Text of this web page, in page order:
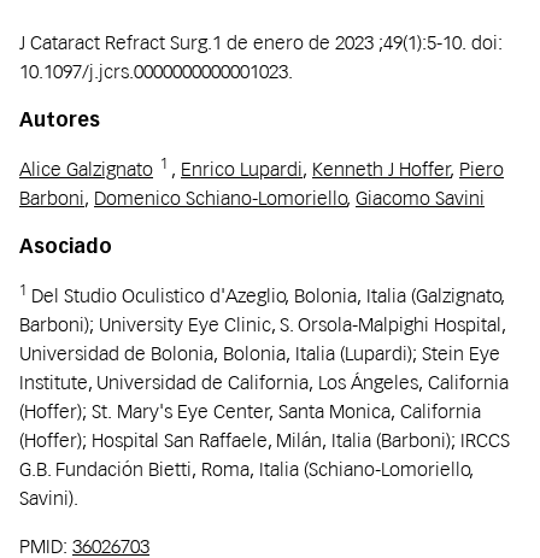
J Cataract Refract Surg.1 de enero de 2023 ;49(1):5-10. doi:
10.1097/j.jcrs.0000000000001023.
Autores
Alice Galzignato 1 , Enrico Lupardi, Kenneth J Hoffer, Piero
Barboni, Domenico Schiano-Lomoriello, Giacomo Savini
Asociado
1 Del Studio Oculistico d'Azeglio, Bolonia, Italia (Galzignato,
Barboni); University Eye Clinic, S. Orsola-Malpighi Hospital,
Universidad de Bolonia, Bolonia, Italia (Lupardi); Stein Eye
Institute, Universidad de California, Los Ángeles, California
(Hoffer); St. Mary's Eye Center, Santa Monica, California
(Hoffer); Hospital San Raffaele, Milán, Italia (Barboni); IRCCS
G.B. Fundación Bietti, Roma, Italia (Schiano-Lomoriello,
Savini).
PMID: 36026703